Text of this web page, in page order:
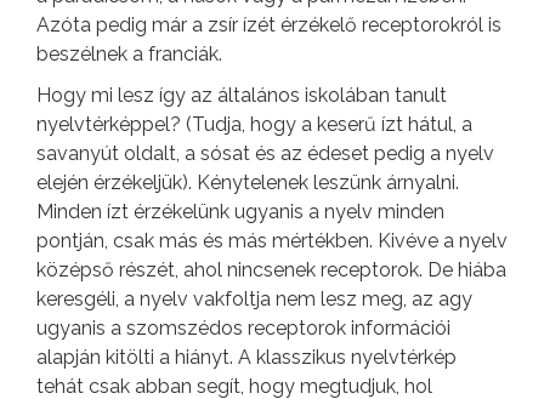
Azóta pedig már a zsír ízét érzékelő receptorokról is
beszélnek a franciák.
Hogy mi lesz így az általános iskolában tanult
nyelvtérképpel? (Tudja, hogy a keserű ízt hátul, a
savanyút oldalt, a sósat és az édeset pedig a nyelv
elején érzékeljük). Kénytelenek leszünk árnyalni.
Minden ízt érzékelünk ugyanis a nyelv minden
pontján, csak más és más mértékben. Kivéve a nyelv
középső részét, ahol nincsenek receptorok. De hiába
keresgéli, a nyelv vakfoltja nem lesz meg, az agy
ugyanis a szomszédos receptorok információi
alapján kitölti a hiányt. A klasszikus nyelvtérkép
tehát csak abban segít, hogy megtudjuk, hol